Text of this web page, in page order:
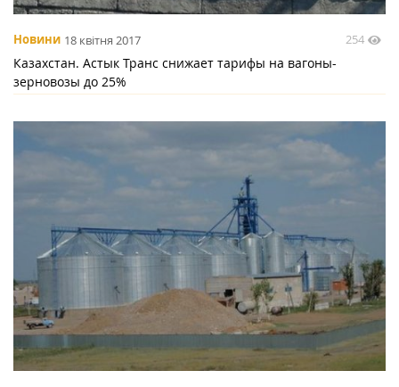
Новини 18 квітня 2017 254
Казахстан. Астык Транс снижает тарифы на вагоны-
зерновозы до 25%